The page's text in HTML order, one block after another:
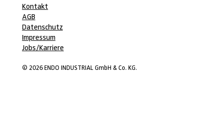
Kontakt
AGB
Datenschutz
Impressum
Jobs/Karriere
© 2026 ENDO INDUSTRIAL GmbH & Co. KG.